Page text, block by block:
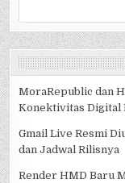
MoraRepublic dan
Konektivitas Digital
Gmail Live Resmi
dan Jadwal Rilisnya
Render HMD Baru